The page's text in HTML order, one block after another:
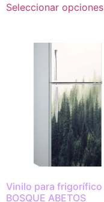
Seleccionar opciones
Vinilo para frigorífico
BOSQUE ABETOS